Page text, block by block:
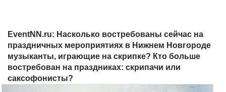
EventNN.ru: Насколько востребованы сейчас на
праздничных мероприятиях в Нижнем Новгороде
музыканты, играющие на скрипке? Кто больше
востребован на праздниках: скрипачи или
саксофонисты?